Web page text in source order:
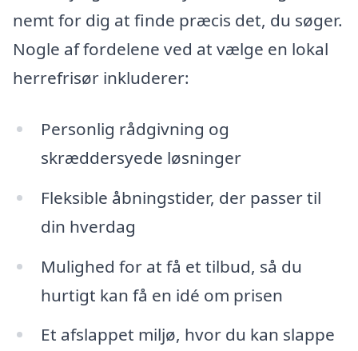
nemt for dig at finde præcis det, du søger.
Nogle af fordelene ved at vælge en lokal
herrefrisør inkluderer:
Personlig rådgivning og
skræddersyede løsninger
Fleksible åbningstider, der passer til
din hverdag
Mulighed for at få et tilbud, så du
hurtigt kan få en idé om prisen
Et afslappet miljø, hvor du kan slappe